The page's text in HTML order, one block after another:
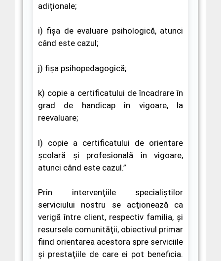
adiționale;
i) fișa de evaluare psihologică, atunci
când este cazul;
j) fișa psihopedagogică;
k) copie a certificatului de încadrare în
grad de handicap în vigoare, la
reevaluare;
l) copie a certificatului de orientare
școlară și profesională în vigoare,
atunci când este cazul.”
Prin intervenţiile specialiştilor
serviciului nostru se acţionează ca
verigă între client, respectiv familia, şi
resursele comunităţii, obiectivul primar
fiind orientarea acestora spre serviciile
şi prestaţiile de care ei pot beneficia.